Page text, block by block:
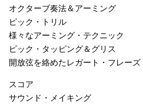
オクターブ奏法＆アーミング
ピック・トリル
様々なアーミング・テクニック
ピック・タッピング＆グリス
開放弦を絡めたレガート・フレーズ
スコア
サウンド・メイキング